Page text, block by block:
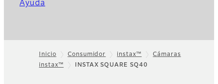
Ayuda
Footer
Inicio Consumidor instax™
Cámaras
instax™
INSTAX SQUARE SQ40